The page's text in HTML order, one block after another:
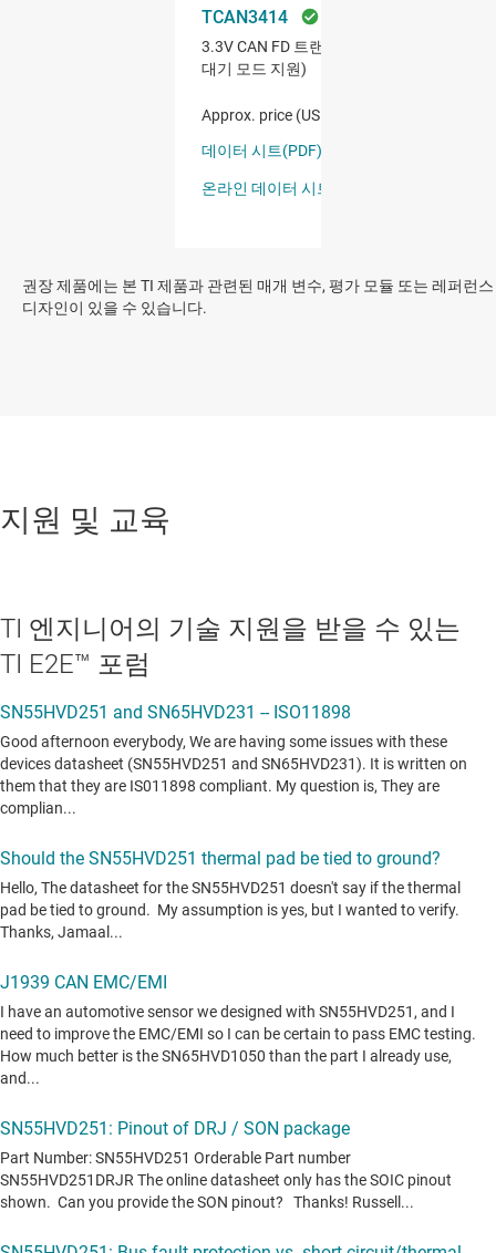
권장 제품에는 본 TI 제품과 관련된 매개 변수, 평가 모듈 또는 레퍼런스
디자인이 있을 수 있습니다.
지원 및 교육
TI 엔지니어의 기술 지원을 받을 수 있는
TI E2E™ 포럼